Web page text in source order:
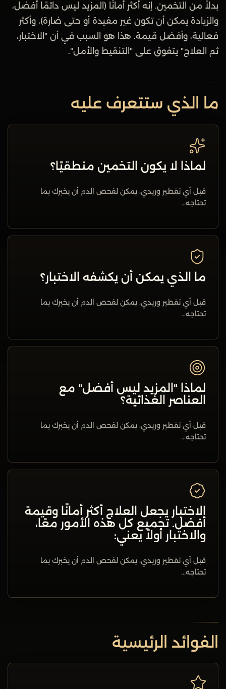
بدلاً من التخمين. إنه أكثر أمانًا (المزيد ليس دائمًا أفضل،
والزيادة يمكن أن تكون غير مفيدة أو حتى ضارة)، وأكثر
فعالية، وأفضل قيمة. هذا هو السبب في أن "الاختبار،
ثم العلاج" يتفوق على "التنقيط والأمل".
ما الذي ستتعرف عليه
لماذا لا يكون التخمين منطقيًا؟
قبل أي تقطير وريدي، يمكن لفحص الدم أن يخبرك بما
تحتاجه...
ما الذي يمكن أن يكشفه الاختبار؟
قبل أي تقطير وريدي، يمكن لفحص الدم أن يخبرك بما
تحتاجه...
لماذا "المزيد ليس أفضل" مع
العناصر الغذائية؟
قبل أي تقطير وريدي، يمكن لفحص الدم أن يخبرك بما
تحتاجه...
الاختبار يجعل العلاج أكثر أمانًا وقيمة
أفضل. تجميع كل هذه الأمور معًا،
والاختبار أولاً يعني:
قبل أي تقطير وريدي، يمكن لفحص الدم أن يخبرك بما
تحتاجه...
الفوائد الرئيسية